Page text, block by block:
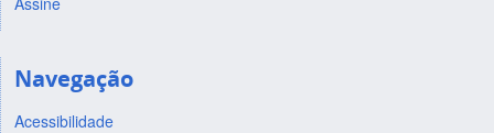
Navegação
Acessibilidade